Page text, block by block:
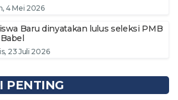
4 Mei 2026
Baru dinyatakan lulus seleksi PMB
23 Juli 2026
PENTING